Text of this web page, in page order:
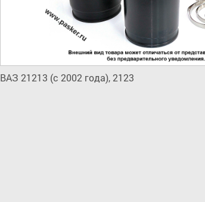
ВАЗ 21213 (с 2002 года), 2123